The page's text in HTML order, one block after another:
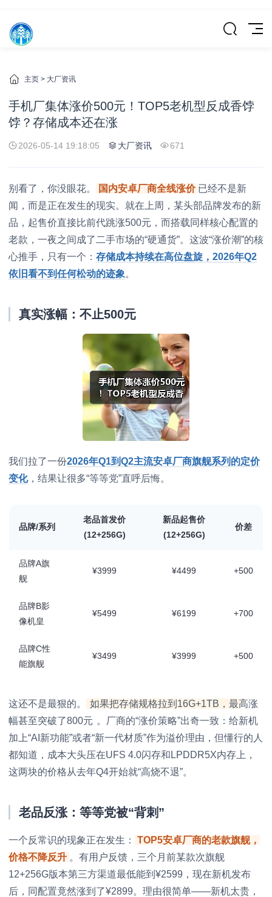
主页 > 大厂资讯
手机厂集体涨价500元！TOP5老机型反成香饽
饽？存储成本还在涨
2026-05-14 19:18:05 大厂资讯 671
别看了，你没眼花。 国内安卓厂商全线涨价 已经不是新
闻，而是正在发生的现实。就在上周，某头部品牌发布的新
品，起售价直接比前代跳涨500元，而搭载同样核心配置的
老款，一夜之间成了二手市场的“硬通货”。这波“涨价潮”的核
心推手，只有一个： 存储成本持续在高位盘旋，2026年Q2
依旧看不到任何松动的迹象。
真实涨幅：不止500元
我们拉了一份2026年Q1到Q2主流安卓厂商旗舰系列的定价
变化，结果让很多“等等党”直呼后悔。
品牌/系列
老品首发价
(12+256G)
新品起售价
(12+256G)
价差
品牌A旗
舰
¥3999 ¥4499 +500
品牌B影
像机皇
¥5499 ¥6199 +700
品牌C性
能旗舰
¥3499 ¥3999 +500
这还不是最狠的。
如果把存储规格拉到16G+1TB，最高涨
幅甚至突破了800元 。厂商的“涨价策略”出奇一致：给新机
加上“AI新功能”或者“新一代材质”作为溢价理由，但懂行的人
都知道，成本大头压在UFS 4.0闪存和LPDDR5X内存上，
这两块的价格从去年Q4开始就“高烧不退”。
老品反涨：等等党被“背刺”
一个反常识的现象正在发生：
TOP5安卓厂商的老款旗舰，
价格不降反升 。有用户反馈，三个月前某款次旗舰
12+256G版本第三方渠道最低能到¥2599，现在新机发布
后，同配置竟然涨到了¥2899。理由很简单——新机太贵，